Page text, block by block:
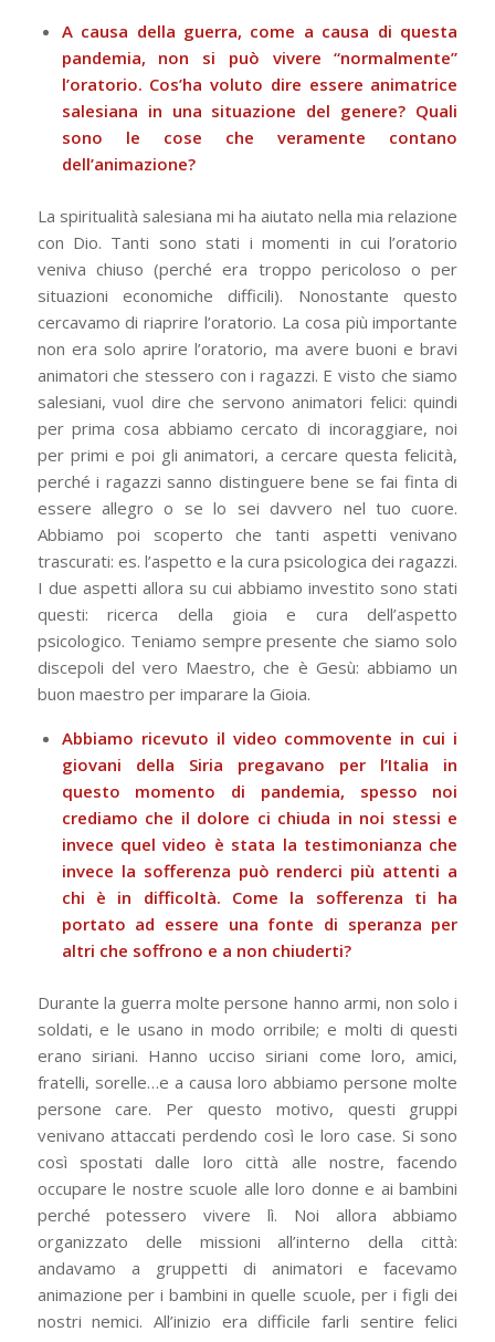
A causa della guerra, come a causa di questa
pandemia, non si può vivere “normalmente”
l’oratorio. Cos’ha voluto dire essere animatrice
salesiana in una situazione del genere? Quali
sono le cose che veramente contano
dell’animazione?
La spiritualità salesiana mi ha aiutato nella mia relazione
con Dio. Tanti sono stati i momenti in cui l’oratorio
veniva chiuso (perché era troppo pericoloso o per
situazioni economiche difficili). Nonostante questo
cercavamo di riaprire l’oratorio. La cosa più importante
non era solo aprire l’oratorio, ma avere buoni e bravi
animatori che stessero con i ragazzi. E visto che siamo
salesiani, vuol dire che servono animatori felici: quindi
per prima cosa abbiamo cercato di incoraggiare, noi
per primi e poi gli animatori, a cercare questa felicità,
perché i ragazzi sanno distinguere bene se fai finta di
essere allegro o se lo sei davvero nel tuo cuore.
Abbiamo poi scoperto che tanti aspetti venivano
trascurati: es. l’aspetto e la cura psicologica dei ragazzi.
I due aspetti allora su cui abbiamo investito sono stati
questi: ricerca della gioia e cura dell’aspetto
psicologico. Teniamo sempre presente che siamo solo
discepoli del vero Maestro, che è Gesù: abbiamo un
buon maestro per imparare la Gioia.
Abbiamo ricevuto il video commovente in cui i
giovani della Siria pregavano per l’Italia in
questo momento di pandemia, spesso noi
crediamo che il dolore ci chiuda in noi stessi e
invece quel video è stata la testimonianza che
invece la sofferenza può renderci più attenti a
chi è in difficoltà. Come la sofferenza ti ha
portato ad essere una fonte di speranza per
altri che soffrono e a non chiuderti?
Durante la guerra molte persone hanno armi, non solo i
soldati, e le usano in modo orribile; e molti di questi
erano siriani. Hanno ucciso siriani come loro, amici,
fratelli, sorelle…e a causa loro abbiamo persone molte
persone care. Per questo motivo, questi gruppi
venivano attaccati perdendo così le loro case. Si sono
così spostati dalle loro città alle nostre, facendo
occupare le nostre scuole alle loro donne e ai bambini
perché potessero vivere lì. Noi allora abbiamo
organizzato delle missioni all’interno della città:
andavamo a gruppetti di animatori e facevamo
animazione per i bambini in quelle scuole, per i figli dei
nostri nemici. All’inizio era difficile farli sentire felici